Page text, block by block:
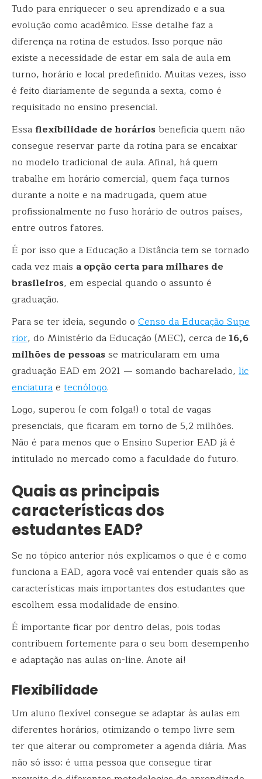
Tudo para enriquecer o seu aprendizado e a sua
evolução como acadêmico. Esse detalhe faz a
diferença na rotina de estudos. Isso porque não
existe a necessidade de estar em sala de aula em
turno, horário e local predefinido. Muitas vezes, isso
é feito diariamente de segunda a sexta, como é
requisitado no ensino presencial.
Essaflexibilidade de horáriosbeneficia quem não
consegue reservar parte da rotina para se encaixar
no modelo tradicional de aula. Afinal, há quem
trabalhe em horário comercial, quem faça turnos
durante a noite e na madrugada, quem atue
profissionalmente no fuso horário de outros países,
entre outros fatores.
É por isso que a Educação a Distância tem se tornado
cada vez mais a opção certa para milhares de
brasileiros, em especial quando o assunto é
graduação.
Para se ter ideia, segundo o Censo da Educação Supe
rior, do Ministério da Educação (MEC), cerca de 16,6
milhões de pessoasse matricularam em uma
graduação EAD em 2021 — somando bacharelado, lic
enciaturae tecnólogo.
Logo, superou (e com folga!) o total de vagas
presenciais, que ficaram em torno de 5,2 milhões.
Não é para menos que o Ensino Superior EAD já é
intitulado no mercado como a faculdade do futuro.
Quais as principais
características dos
estudantes EAD?
Se no tópico anterior nós explicamos o que é e como
funciona a EAD, agora você vai entender quais são as
características mais importantes dos estudantes que
escolhem essa modalidade de ensino.
É importante ficar por dentro delas, pois todas
contribuem fortemente para o seu bom desempenho
e adaptação nas aulas on-line. Anote aí!
Flexibilidade
Um aluno flexível consegue se adaptar às aulas em
diferentes horários, otimizando o tempo livre sem
ter que alterar ou comprometer a agenda diária. Mas
não só isso: é uma pessoa que consegue tirar